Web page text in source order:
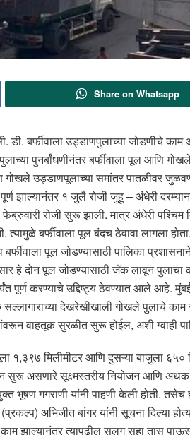
Share on Whatsapp
डी. बर्फीवाला उड्डाणपुलाच्या जोडणीचे
पुनर्बांधणीनंतर बर्फीवाला पूल आणि
उड्डाणपूलाच्या समांतर पातळीवर
झाल्यानंतर १ जुलै रोजी जुहू – अंधेरी दरम्यान
रोजी सुरू झाली. मात्र अंधेरी
बर्फीवाला पूल बंदच ठेवावा लागला
पूल जोडण्यासाठी पालिका
हे दोन पूल जोडण्यासाठी जॅक लावून पुलाचा
करण्याचे उद्दिष्ट्य ठेवण्यात आले आहे.
सल्लागाराच्या देखरेखीखाली गोखले पुलाचे
वाहतूक सुरळीत सुरू होईल, अशी ग्वाही
१,३९७ मिलीमीटर आणि दुसऱ्या बाजुला
सुरू असणारे सूक्ष्मस्तरीय नियोजन आणि अथक
भूषण गगराणी यांनी पाहणी केली होती. तसेच
अभिजीत बांगर यांनी सूचना दिल्या
झाल्यानंतर त्यापुढील सलग सहा तास